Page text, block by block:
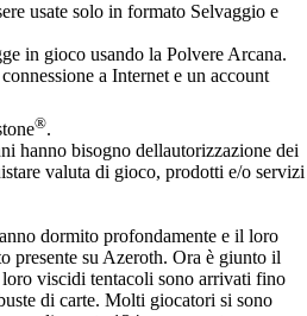
usate solo in formato Selvaggio e
in gioco usando la Polvere Arcana.
a Internet e un account
®.
hanno bisogno dellautorizzazione dei
valuta di gioco, prodotti e/o servizi
dormito profondamente e il loro
presente su Azeroth. Ora è giunto il
viscidi tentacoli sono arrivati fino
di carte. Molti giocatori si sono